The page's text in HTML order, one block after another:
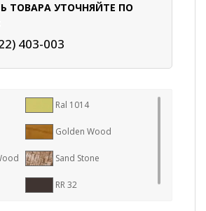
ТОВАРА УТОЧНЯЙТЕ ПО
403-003
Ral 1014
Golden Wood
Sand Stone
RR 32